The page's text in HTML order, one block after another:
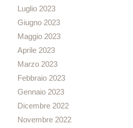
Luglio 2023
Giugno 2023
Maggio 2023
Aprile 2023
Marzo 2023
Febbraio 2023
Gennaio 2023
Dicembre 2022
Novembre 2022